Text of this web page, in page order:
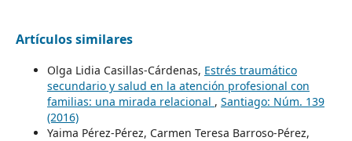
Artículos similares
Olga Lidia Casillas-Cárdenas, Estrés traumático
secundario y salud en la atención profesional con
familias: una mirada relacional , Santiago: Núm. 139
(2016)
Yaima Pérez-Pérez, Carmen Teresa Barroso-Pérez,